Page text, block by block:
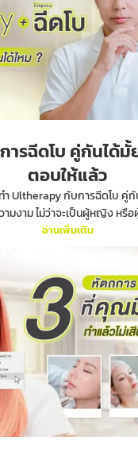
ารฉีดโบ คู่กันได้
ตอบให้แล้ว
Ultherapy กับการฉีดโบ คู่กั
ามงาม ไม่ว่าจะเป็นผู้หญิง หรือ
อ่านเพิ่มเติม